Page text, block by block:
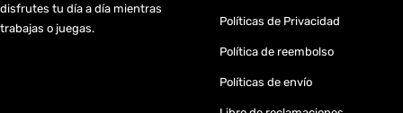
disfrutes tu día a día mientras
trabajas o juegas.
Políticas de Privacidad
Política de reembolso
Políticas de envío